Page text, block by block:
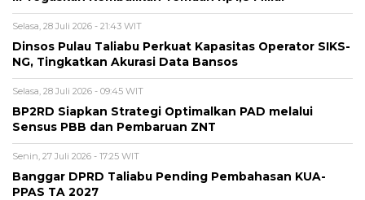
Selasa, 28 Juli 2026 - 21:43 WIT
Dinsos Pulau Taliabu Perkuat Kapasitas Operator SIKS-
NG, Tingkatkan Akurasi Data Bansos
Selasa, 28 Juli 2026 - 09:45 WIT
BP2RD Siapkan Strategi Optimalkan PAD melalui
Sensus PBB dan Pembaruan ZNT
Senin, 27 Juli 2026 - 17:25 WIT
Banggar DPRD Taliabu Pending Pembahasan KUA-
PPAS TA 2027